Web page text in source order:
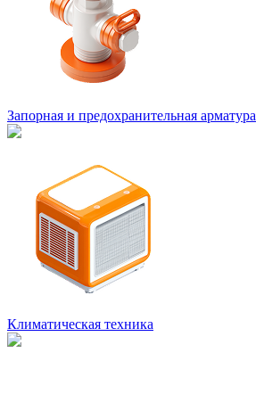
Запорная и предохранительная арматура
Климатическая техника